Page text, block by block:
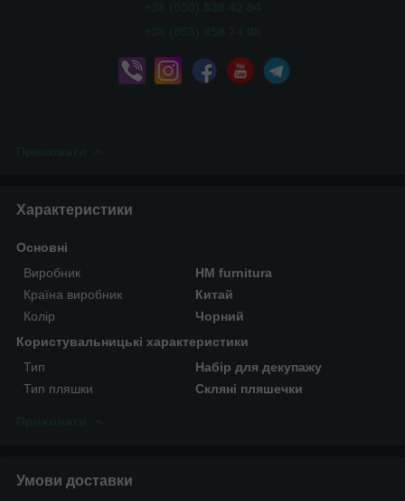
Характеристики
Основні
Виробник
HM furnitura
Країна виробник
Китай
Колір
Чорний
Користувальницькі характеристики
Тип
Набір для декупажу
Тип пляшки
Скляні пляшечки
Умови доставки